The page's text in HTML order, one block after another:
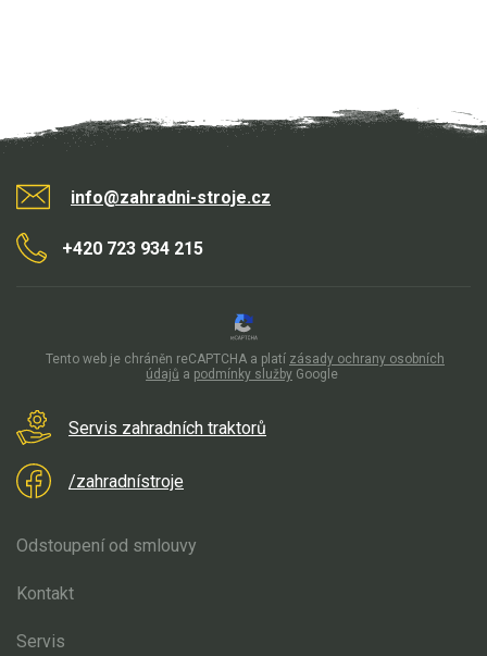
info@zahradni-stroje.cz
+420 723 934 215
Servis zahradních traktorů
/zahradnístroje
Odstoupení od smlouvy
Kontakt
Servis
Tento web je chráněn reCAPTCHA a platí zásady ochrany osobních
údajů a podmínky služby Google